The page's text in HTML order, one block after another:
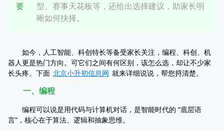
要
型、赛事天花板等，还给出选择建议，助家长明
晰如何抉择。
如今，人工智能、科创特长等备受家长关注，编程、科创、机
器人更是热门方向。可它们之间有何区别，该怎么选，却让不少家
长头疼。下面 北京小升初信息网 就来详细说说，帮您捋清楚。
一、编程
编程可以说是用代码与计算机对话，是智能时代的 “底层语
言”，核心在于算法、逻辑和抽象思维。